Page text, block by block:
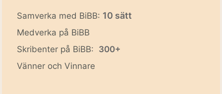
Samverka med BiBB: 10 sätt
Medverka på BiBB
Skribenter på BiBB: 300+
Vänner och Vinnare